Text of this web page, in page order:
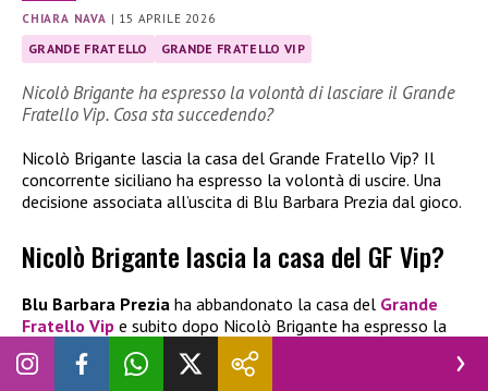
CHIARA NAVA | 15 APRILE 2026
GRANDE FRATELLO GRANDE FRATELLO VIP
Nicolò Brigante ha espresso la volontà di lasciare il Grande
Fratello Vip. Cosa sta succedendo?
Nicolò Brigante lascia la casa del Grande Fratello Vip? Il
concorrente siciliano ha espresso la volontà di uscire. Una
decisione associata all’uscita di Blu Barbara Prezia dal gioco.
Nicolò Brigante lascia la casa del GF Vip?
Blu Barbara Prezia ha abbandonato la casa del Grande
Fratello Vip e subito dopo Nicolò Brigante ha espresso la
volontà di uscire. Durante l’ultima puntata andata in onda, è
stata mostrata una casa divisa in due alleanze, con litigi,